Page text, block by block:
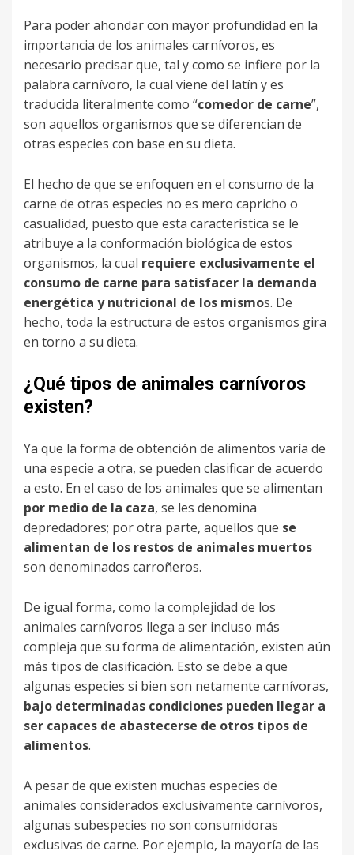
Para poder ahondar con mayor profundidad en la
importancia de los animales carnívoros, es
necesario precisar que, tal y como se infiere por la
palabra carnívoro, la cual viene del latín y es
traducida literalmente como “comedor de carne”,
son aquellos organismos que se diferencian de
otras especies con base en su dieta.
El hecho de que se enfoquen en el consumo de la
carne de otras especies no es mero capricho o
casualidad, puesto que esta característica se le
atribuye a la conformación biológica de estos
organismos, la cual requiere exclusivamente el
consumo de carne para satisfacer la demanda
energética y nutricional de los mismos. De
hecho, toda la estructura de estos organismos gira
en torno a su dieta.
¿Qué tipos de animales carnívoros
existen?
Ya que la forma de obtención de alimentos varía de
una especie a otra, se pueden clasificar de acuerdo
a esto. En el caso de los animales que se alimentan
por medio de la caza, se les denomina
depredadores; por otra parte, aquellos que se
alimentan de los restos de animales muertos
son denominados carroñeros.
De igual forma, como la complejidad de los
animales carnívoros llega a ser incluso más
compleja que su forma de alimentación, existen aún
más tipos de clasificación. Esto se debe a que
algunas especies si bien son netamente carnívoras,
bajo determinadas condiciones pueden llegar a
ser capaces de abastecerse de otros tipos de
alimentos.
A pesar de que existen muchas especies de
animales considerados exclusivamente carnívoros,
algunas subespecies no son consumidoras
exclusivas de carne. Por ejemplo, la mayoría de las